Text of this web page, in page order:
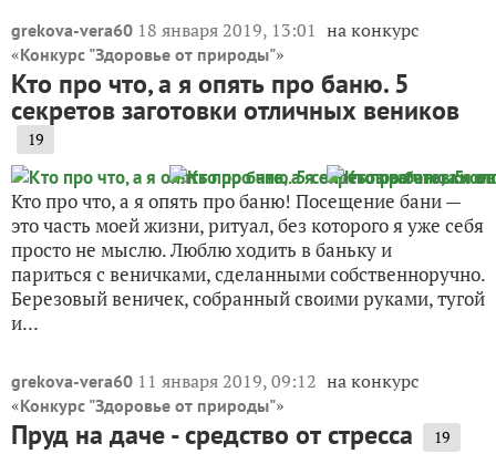
grekova-vera60 18 января 2019, 13:01 на конкурс
«Конкурс "Здоровье от природы"»
Кто про что, а я опять про баню. 5
секретов заготовки отличных веников
19
Кто про что, а я опять про баню! Посещение бани —
это часть моей жизни, ритуал, без которого я уже себя
просто не мыслю. Люблю ходить в баньку и
париться с веничками, сделанными собственноручно.
Березовый веничек, собранный своими руками, тугой
и...
grekova-vera60 11 января 2019, 09:12 на конкурс
«Конкурс "Здоровье от природы"»
Пруд на даче - средство от стресса 19